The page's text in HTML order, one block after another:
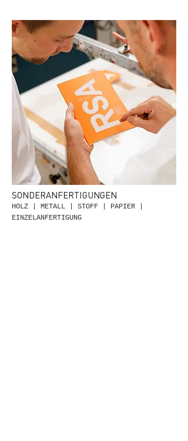
SONDERANFERTIGUNGEN
HOLZ | METALL | STOFF | PAPIER |
EINZELANFERTIGUNG